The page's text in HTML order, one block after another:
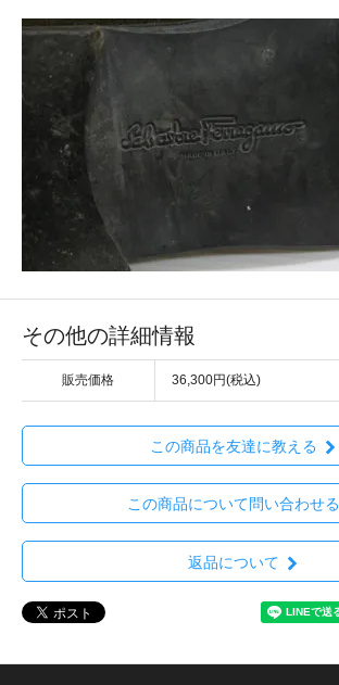
その他の詳細情報
販売価格 36,300円(税込)
この商品を友達に教える
この商品について問い合わせる
返品について